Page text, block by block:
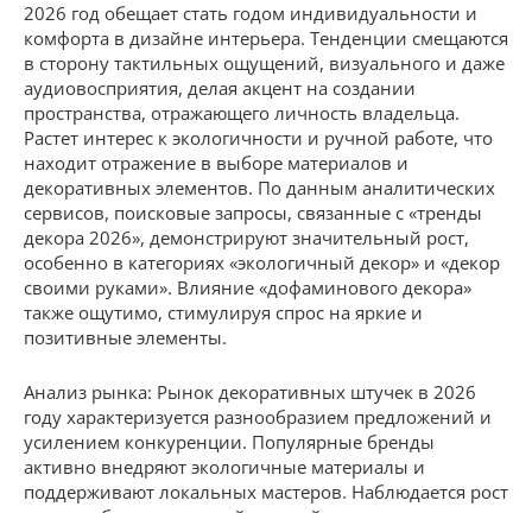
2026 год обещает стать годом индивидуальности и
комфорта в дизайне интерьера. Тенденции смещаются
в сторону тактильных ощущений, визуального и даже
аудиовосприятия, делая акцент на создании
пространства, отражающего личность владельца.
Растет интерес к экологичности и ручной работе, что
находит отражение в выборе материалов и
декоративных элементов. По данным аналитических
сервисов, поисковые запросы, связанные с «тренды
декора 2026», демонстрируют значительный рост,
особенно в категориях «экологичный декор» и «декор
своими руками». Влияние «дофаминового декора»
также ощутимо, стимулируя спрос на яркие и
позитивные элементы.
Анализ рынка: Рынок декоративных штучек в 2026
году характеризуется разнообразием предложений и
усилением конкуренции. Популярные бренды
активно внедряют экологичные материалы и
поддерживают локальных мастеров. Наблюдается рост